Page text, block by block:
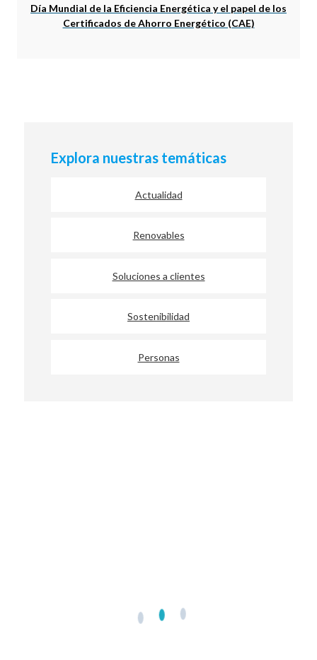
Día Mundial de la Eficiencia Energética y el papel de los
Certificados de Ahorro Energético (CAE)
Explora nuestras temáticas
Actualidad
Renovables
Soluciones a clientes
Sostenibilidad
Personas